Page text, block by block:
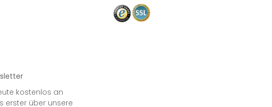
kostenlos an
erster über unsere